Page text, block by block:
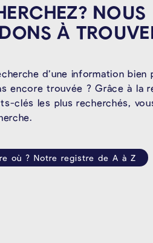
NOUS
À
d’une information bien
encore trouvée ? Grâce à la
clés les plus recherchés,
où ? Notre registre de A à Z